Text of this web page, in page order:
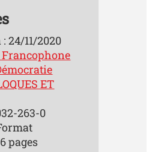
24/11/2020
ET
263-0
pages